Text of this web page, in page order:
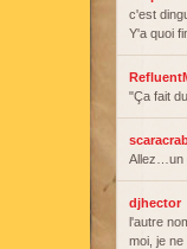
c'est
Y'a quoi
"Ça fait
Allez…un
djhector
l'autre
moi, je